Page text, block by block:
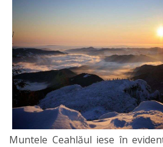
Muntele Ceahlăul iese în